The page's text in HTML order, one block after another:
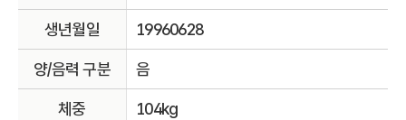
생년월일 19960628
양/음력 구분 음
체중 104kg